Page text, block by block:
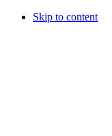
Skip to content